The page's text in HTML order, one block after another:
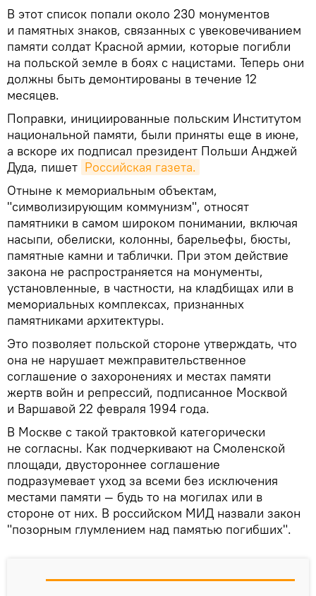
В этот список попали около 230 монументов
и памятных знаков, связанных с увековечиванием
памяти солдат Красной армии, которые погибли
на польской земле в боях с нацистами. Теперь они
должны быть демонтированы в течение 12
месяцев.
Поправки, инициированные польским Институтом
национальной памяти, были приняты еще в июне,
а вскоре их подписал президент Польши Анджей
Дуда, пишет Российская газета.
Отныне к мемориальным объектам,
"символизирующим коммунизм", относят
памятники в самом широком понимании, включая
насыпи, обелиски, колонны, барельефы, бюсты,
памятные камни и таблички. При этом действие
закона не распространяется на монументы,
установленные, в частности, на кладбищах или в
мемориальных комплексах, признанных
памятниками архитектуры.
Это позволяет польской стороне утверждать, что
она не нарушает межправительственное
соглашение о захоронениях и местах памяти
жертв войн и репрессий, подписанное Москвой
и Варшавой 22 февраля 1994 года.
В Москве с такой трактовкой категорически
не согласны. Как подчеркивают на Смоленской
площади, двустороннее соглашение
подразумевает уход за всеми без исключения
местами памяти — будь то на могилах или в
стороне от них. В российском МИД назвали закон
"позорным глумлением над памятью погибших".